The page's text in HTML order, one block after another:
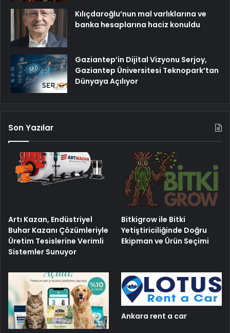
Kılıçdaroğlu’nun mal varlıklarına ve
banka hesaplarına haciz konuldu
Gaziantep’in Dijital Vizyonu Serjoy,
Gaziantep Üniversitesi Teknopark’tan
Dünyaya Açılıyor
Son Yazılar
Artı Kazan, Endüstriyel
Buhar Kazanı Çözümleriyle
Üretim Tesislerine Verimli
Sistemler Sunuyor
Bitkigrow ile Bitki
Yetiştiriciliğinde Doğru
Ekipman ve Ürün Seçimi
Ankara rent a car